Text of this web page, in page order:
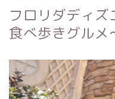
フロリダディ
食べ歩きグルメ